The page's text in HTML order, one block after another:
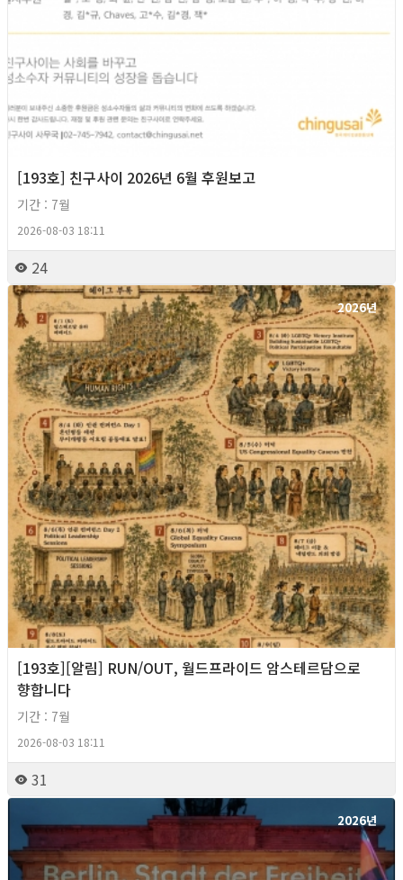
[193호] 친구사이 2026년 6월 후원보고
기간 : 7월
2026-08-03 18:11
24
2026년
[193호][알림] RUN/OUT, 월드프라이드 암스테르담으로
향합니다
기간 : 7월
2026-08-03 18:11
31
2026년